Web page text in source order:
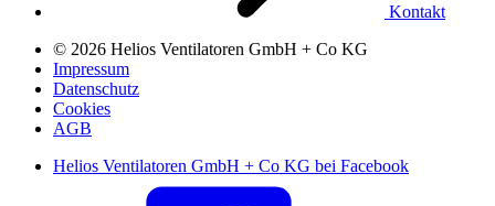
Kontakt
© 2026 Helios Ventilatoren GmbH + Co KG
Impressum
Datenschutz
Cookies
AGB
Helios Ventilatoren GmbH + Co KG bei Facebook